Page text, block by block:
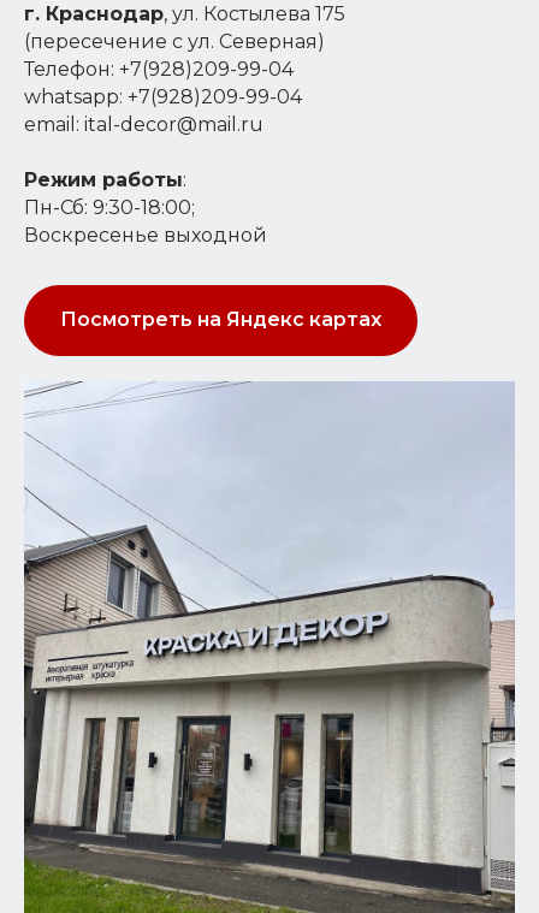
г. Краснодар, ул. Костылева 175
(пересечение с ул. Северная)
Телефон: +7(928)209-99-04
whatsapp: +7(928)209-99-04
email: ital-decor@mail.ru
Режим работы:
Пн-Сб: 9:30-18:00;
Воскресенье выходной
Посмотреть на Яндекс картах